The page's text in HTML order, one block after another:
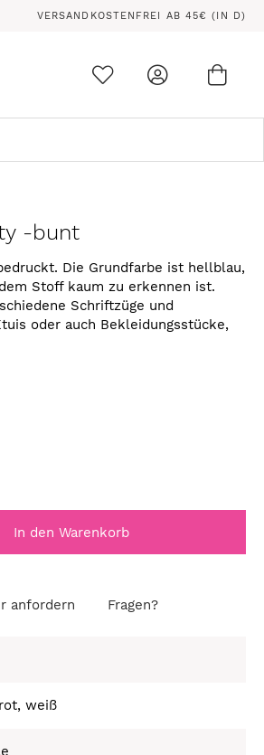
VERSANDKOSTENFREI AB 45€ (IN D)
-bunt
Die Grundfarbe ist hellblau,
Stoff kaum zu erkennen ist.
Schriftzüge und
oder auch Bekleidungsstücke,
In den Warenkorb
anfordern Fragen?
weiß